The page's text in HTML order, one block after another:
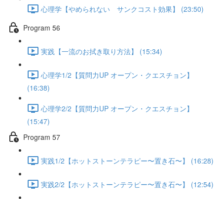
心理学【やめられない サンクコスト効果】 (23:50)
Program 56
実践【一流のお拭き取り方法】 (15:34)
心理学1/2【質問力UP オープン・クエスチョン】
(16:38)
心理学2/2【質問力UP オープン・クエスチョン】
(15:47)
Program 57
実践1/2【ホットストーンテラピー〜置き石〜】 (16:28)
実践2/2【ホットストーンテラピー〜置き石〜】 (12:54)